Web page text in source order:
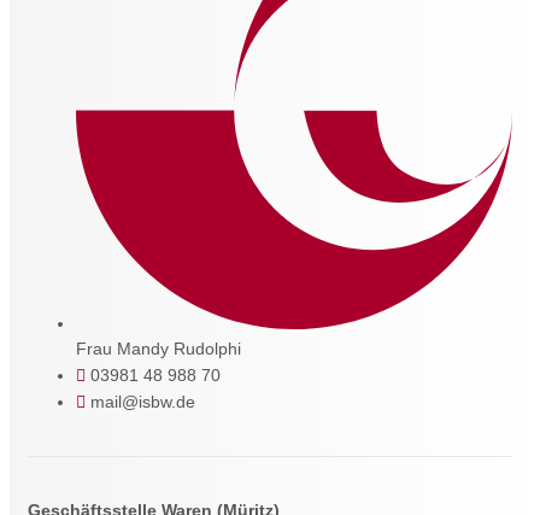
Frau Mandy Rudolphi
03981 48 988 70
mail@isbw.de
Geschäftsstelle Waren (Müritz)